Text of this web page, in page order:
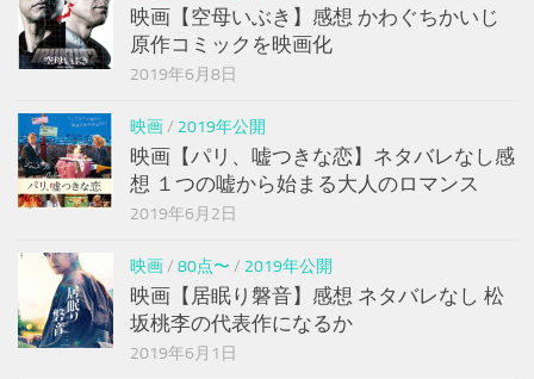
映画【空母いぶき】感想 かわぐちかいじ
原作コミックを映画化
2019年6月8日
映画/ 2019年公開
映画【パリ、嘘つきな恋】ネタバレなし感
想 １つの嘘から始まる大人のロマンス
2019年6月2日
映画/ 80点〜 / 2019年公開
映画【居眠り磐音】感想 ネタバレなし 松
坂桃李の代表作になるか
2019年6月1日